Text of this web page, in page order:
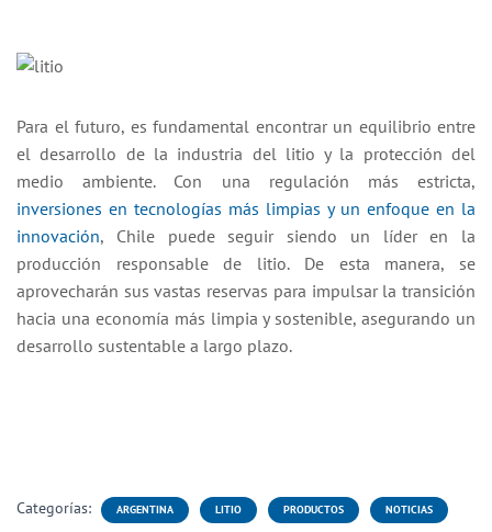
Para el futuro, es fundamental encontrar un equilibrio entre
el desarrollo de la industria del litio y la protección del
medio ambiente. Con una regulación más estricta,
inversiones en tecnologías más limpias y un enfoque en la
innovación, Chile puede seguir siendo un líder en la
producción responsable de litio. De esta manera, se
aprovecharán sus vastas reservas para impulsar la transición
hacia una economía más limpia y sostenible, asegurando un
desarrollo sustentable a largo plazo.
Categorías: ARGENTINA LITIO PRODUCTOS NOTICIAS